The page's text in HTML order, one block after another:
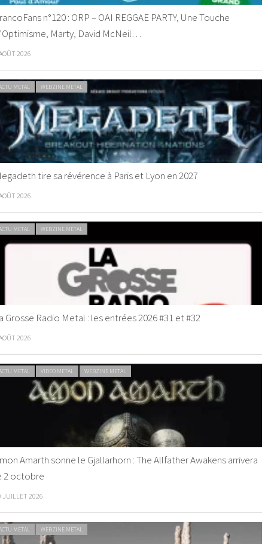
n°120 : ORP – OAI REGGAE PARTY, Une Touche
Marty, David McNeil…
2026
METAL WEBZINE METAL
tire sa révérence à Paris et Lyon en 2027
2026
METAL WEBZINE METAL
Grosse Radio Metal : les entrées 2026 #31 et #32
2026
METAL VIDEO METAL WEBZINE METAL
Amarth sonne le Gjallarhorn : The Allfather Awakens arrivera
2 octobre
JUILLET 2026
METAL WEBZINE METAL